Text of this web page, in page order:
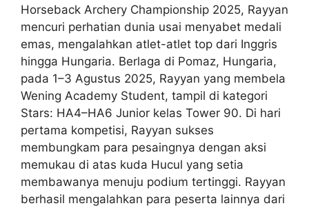
Horseback Archery Championship 2025, Rayyan
mencuri perhatian dunia usai menyabet medali
emas, mengalahkan atlet-atlet top dari Inggris
hingga Hungaria. Berlaga di Pomaz, Hungaria,
pada 1–3 Agustus 2025, Rayyan yang membela
Wening Academy Student, tampil di kategori
Stars: HA4–HA6 Junior kelas Tower 90. Di hari
pertama kompetisi, Rayyan sukses
membungkam para pesaingnya dengan aksi
memukau di atas kuda Hucul yang setia
membawanya menuju podium tertinggi. Rayyan
berhasil mengalahkan para peserta lainnya dari